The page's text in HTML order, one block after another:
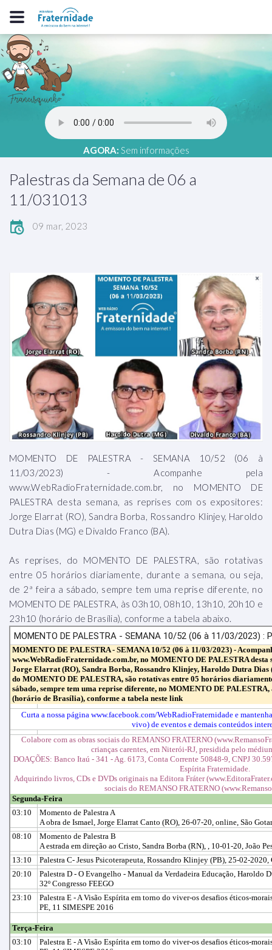
AGORA: Sem informações
Palestras da Semana de 06 a
11/031013
09 mar, 2023
MOMENTO DE PALESTRA - SEMANA 10/52 (06 à
11/03/2023) - Acompanhe pela
www.WebRadioFraternidade.com.br, no MOMENTO DE
PALESTRA desta semana, as reprises com os expositores:
Jorge Elarrat (RO), Sandra Borba, Rossandro Klinjey, Haroldo
Dutra Dias (MG) e Divaldo Franco (BA).
As reprises, do MOMENTO DE PALESTRA, são rotativas
entre 05 horários diariamente, durante a semana, ou seja,
de 2ª feira a sábado, sempre tem uma reprise diferente, no
MOMENTO DE PALESTRA, às 03h10, 08h10, 13h10, 20h10 e
23h10 (horário de Brasília), conforme a tabela abaixo.